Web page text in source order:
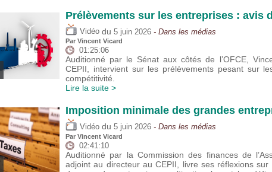
Prélèvements sur les entreprises : avis
Vidéo du 5 juin 2026 - Dans les médias
Par Vincent Vicard
01:25:06
Auditionné par le Sénat aux côtés de l’OFCE,
CEPII, intervient sur les prélèvements pesant sur
compétitivité.
Lire la suite >
Imposition minimale des grandes
Vidéo du 5 juin 2026 - Dans les médias
Par Vincent Vicard
02:41:10
Auditionné par la Commission des finances de
adjoint au directeur au CEPII, livre ses réflexions sur